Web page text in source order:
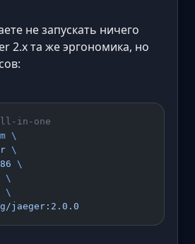
не запускать ничего
2.x та же эргономика, но
in-one
\
\
\
\
\
jaeger:2.0.0